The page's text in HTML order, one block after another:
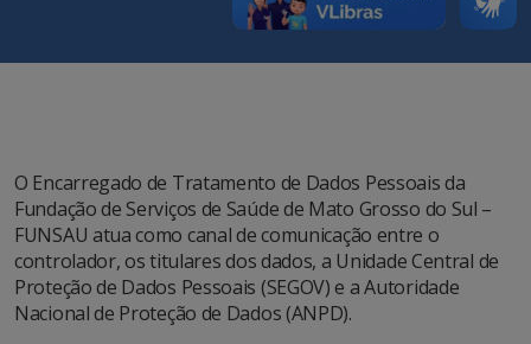
O Encarregado de Tratamento de Dados Pessoais da
Fundação de Serviços de Saúde de Mato Grosso do Sul –
FUNSAU atua como canal de comunicação entre o
controlador, os titulares dos dados, a Unidade Central de
Proteção de Dados Pessoais (SEGOV) e a Autoridade
Nacional de Proteção de Dados (ANPD).